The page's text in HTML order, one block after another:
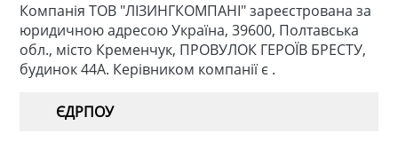
Компанія ТОВ "ЛІЗИНГКОМПАНІ" зареєстрована за
юридичною адресою Україна, 39600, Полтавська
обл., місто Кременчук, ПРОВУЛОК ГЕРОЇВ БРЕСТУ,
будинок 44А. Керівником компанії є .
ЄДРПОУ